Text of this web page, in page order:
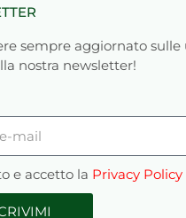
sempre aggiornato
nostra newsletter!
e accetto la Privacy Policy